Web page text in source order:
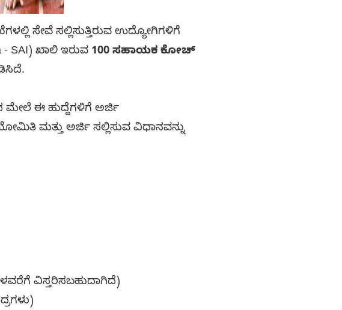
ಸೇವೆ ಸಲ್ಲಿಸುತ್ತಿರುವ ಉದ್ಯೋಗಿಗಳಿಗೆ
- SAI) ಖಾಲಿ ಇರುವ 100 ಸಹಾಯಕ ಕೋಚ್
ಮೇಲೆ ಈ ಹುದ್ದೆಗಳಿಗೆ ಅರ್ಜಿ
ಮತ್ತು ಅರ್ಜಿ ಸಲ್ಲಿಸುವ ವಿಧಾನವನ್ನು
ವಿಸ್ತರಿಸಬಹುದಾಗಿದೆ)